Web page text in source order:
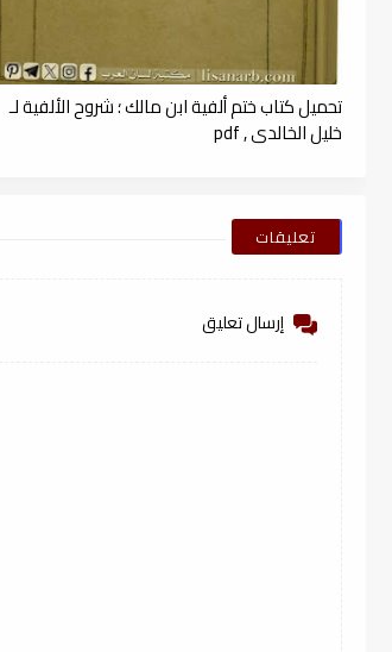
تحميل كتاب ختم ألفية ابن مالك ؛ شروح الألفية لـ
خليل الخالدي , pdf
تعليقات
إرسال تعليق